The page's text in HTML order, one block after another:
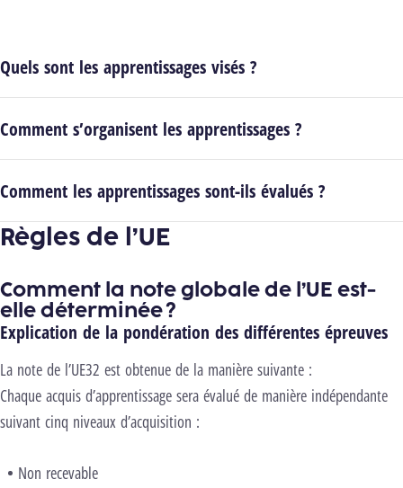
Quels sont les apprentissages visés ?
Comment s’organisent les apprentissages ?
Comment les apprentissages sont-ils évalués ?
Règles de l’UE
Comment la note globale de l’UE est-
elle déterminée ?
Explication de la pondération des différentes épreuves
La note de l’UE32 est obtenue de la manière suivante :
Chaque acquis d’apprentissage sera évalué de manière indépendante
suivant cinq niveaux d’acquisition :
Non recevable